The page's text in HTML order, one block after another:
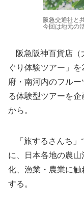
阪急交通社と
今回は地元の
阪急阪神百貨店（
ぐり体験ツアー」
府・南河内のフル
る体験型ツアーを
から。
「旅するさんち」
に、日本各地の農
化、漁業・農業に
する。